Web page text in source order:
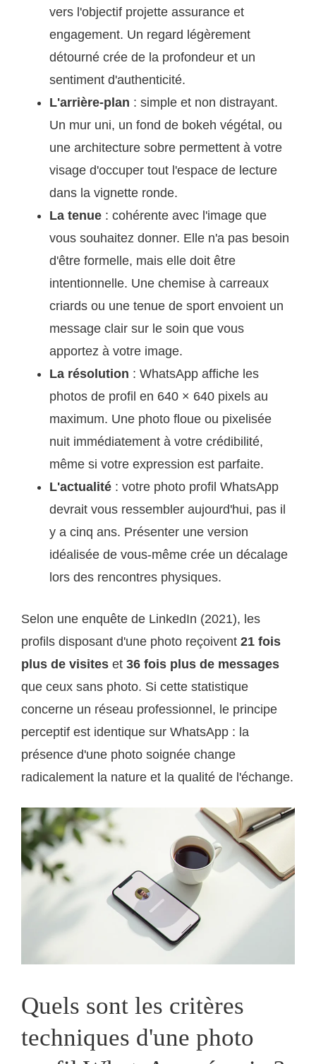
vers l'objectif projette assurance et
engagement. Un regard légèrement
détourné crée de la profondeur et un
sentiment d'authenticité.
L'arrière-plan : simple et non distrayant.
Un mur uni, un fond de bokeh végétal, ou
une architecture sobre permettent à votre
visage d'occuper tout l'espace de lecture
dans la vignette ronde.
La tenue : cohérente avec l'image que
vous souhaitez donner. Elle n'a pas besoin
d'être formelle, mais elle doit être
intentionnelle. Une chemise à carreaux
criards ou une tenue de sport envoient un
message clair sur le soin que vous
apportez à votre image.
La résolution : WhatsApp affiche les
photos de profil en 640 × 640 pixels au
maximum. Une photo floue ou pixelisée
nuit immédiatement à votre crédibilité,
même si votre expression est parfaite.
L'actualité : votre photo profil WhatsApp
devrait vous ressembler aujourd'hui, pas il
y a cinq ans. Présenter une version
idéalisée de vous-même crée un décalage
lors des rencontres physiques.
Selon une enquête de LinkedIn (2021), les
profils disposant d'une photo reçoivent 21 fois
plus de visites et 36 fois plus de messages
que ceux sans photo. Si cette statistique
concerne un réseau professionnel, le principe
perceptif est identique sur WhatsApp : la
présence d'une photo soignée change
radicalement la nature et la qualité de l'échange.
Quels sont les critères
techniques d'une photo